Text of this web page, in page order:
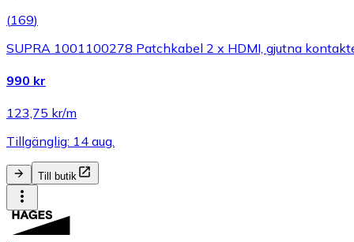
(169)
SUPRA 1001100278 Patchkabel 2 x HDMI, gjutna
990 kr
123,75 kr/m
Tillgänglig: 14 aug.
Till butik